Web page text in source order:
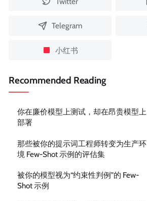
Telegram
小红书
Recommended Reading
你在廉价模型上测试，却在昂贵模型上
部署
那些被你的提示词工程师转变为生产环
境 Few-Shot 示例的评估集
被你的模型视为“约束性判例”的 Few-
Shot 示例